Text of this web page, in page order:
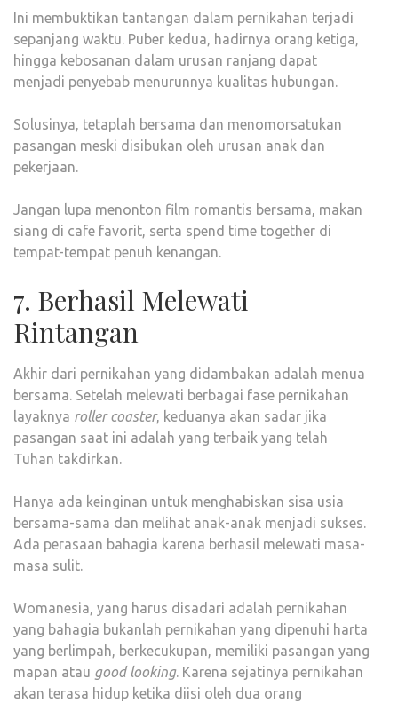
Ini membuktikan tantangan dalam pernikahan terjadi
sepanjang waktu. Puber kedua, hadirnya orang ketiga,
hingga kebosanan dalam urusan ranjang dapat
menjadi penyebab menurunnya kualitas hubungan.
Solusinya, tetaplah bersama dan menomorsatukan
pasangan meski disibukan oleh urusan anak dan
pekerjaan.
Jangan lupa menonton film romantis bersama, makan
siang di cafe favorit, serta spend time together di
tempat-tempat penuh kenangan.
7. Berhasil Melewati
Rintangan
Akhir dari pernikahan yang didambakan adalah menua
bersama. Setelah melewati berbagai fase pernikahan
layaknya roller coaster, keduanya akan sadar jika
pasangan saat ini adalah yang terbaik yang telah
Tuhan takdirkan.
Hanya ada keinginan untuk menghabiskan sisa usia
bersama-sama dan melihat anak-anak menjadi sukses.
Ada perasaan bahagia karena berhasil melewati masa-
masa sulit.
Womanesia, yang harus disadari adalah pernikahan
yang bahagia bukanlah pernikahan yang dipenuhi harta
yang berlimpah, berkecukupan, memiliki pasangan yang
mapan atau good looking. Karena sejatinya pernikahan
akan terasa hidup ketika diisi oleh dua orang